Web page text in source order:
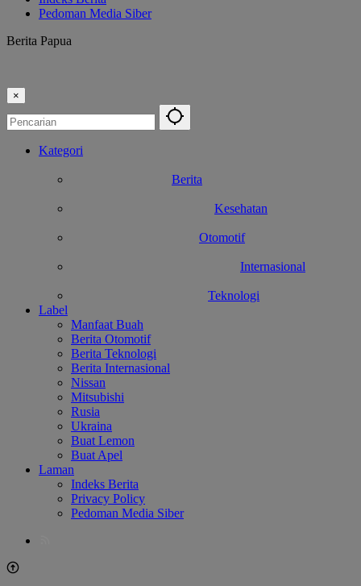
Pedoman Media Siber
Berita Papua
×
Kategori
Berita
Kesehatan
Otomotif
Internasional
Teknologi
Label
Manfaat Buah
Berita Otomotif
Berita Teknologi
Berita Internasional
Nissan
Mitsubishi
Rusia
Ukraina
Buat Lemon
Buat Apel
Laman
Indeks Berita
Privacy Policy
Pedoman Media Siber